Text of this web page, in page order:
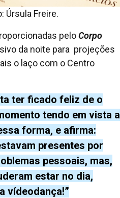
Úrsula Freire.
peloCorpo
da noite para projeções
o laço com o Centro
ter ficado feliz de o
tendo em vista a
forma, e afirma:
presentes por
pessoais, mas,
estar no dia,
vídeodança!”